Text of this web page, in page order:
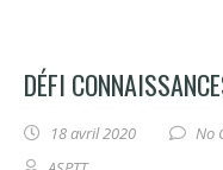
DÉFI
18 avril 2020 No